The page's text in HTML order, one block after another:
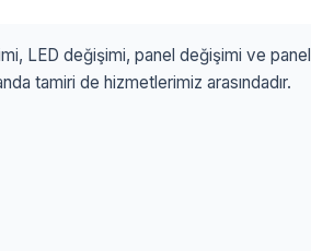
LED değişimi, panel değişimi ve panel
tamiri de hizmetlerimiz arasındadır.